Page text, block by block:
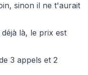
sinon il ne t'aurait
là, le prix est
3 appels et 2